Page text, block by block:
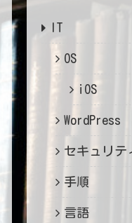
IT
OS
iOS
WordPress
セキュリテ
手順
言語